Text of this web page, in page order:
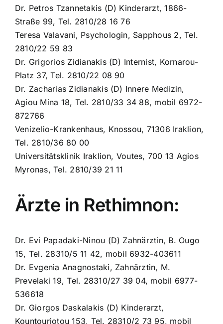
Dr. Petros Tzannetakis (D) Kinderarzt, 1866-
Straße 99, Tel. 2810/28 16 76
Teresa Valavani, Psychologin, Sapphous 2, Tel.
2810/22 59 83
Dr. Grigorios Zidianakis (D) Internist, Kornarou-
Platz 37, Tel. 2810/22 08 90
Dr. Zacharias Zidianakis (D) Innere Medizin,
Agiou Mina 18, Tel. 2810/33 34 88, mobil 6972-
872766
Venizelio-Krankenhaus, Knossou, 71306 Iraklion,
Tel. 2810/36 80 00
Universitätsklinik Iraklion, Voutes, 700 13 Agios
Myronas, Tel. 2810/39 21 11
Ärzte in Rethimnon:
Dr. Evi Papadaki-Ninou (D) Zahnärztin, B. Ougo
15, Tel. 28310/5 11 42, mobil 6932-403611
Dr. Evgenia Anagnostaki, Zahnärztin, M.
Prevelaki 19, Tel. 28310/27 39 04, mobil 6977-
536618
Dr. Giorgos Daskalakis (D) Kinderarzt,
Kountouriotou 153, Tel. 28310/2 73 95, mobil